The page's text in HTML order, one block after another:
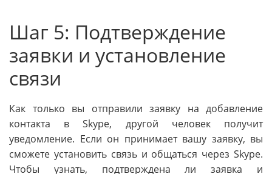
Шаг 5: Подтверждение
заявки и установление
связи
Как только вы отправили заявку на добавление
контакта в Skype, другой человек получит
уведомление. Если он принимает вашу заявку, вы
сможете установить связь и общаться через Skype.
Чтобы узнать, подтверждена ли заявка и